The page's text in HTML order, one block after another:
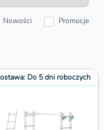
Nowości Promocje
Do 5 dni roboczych